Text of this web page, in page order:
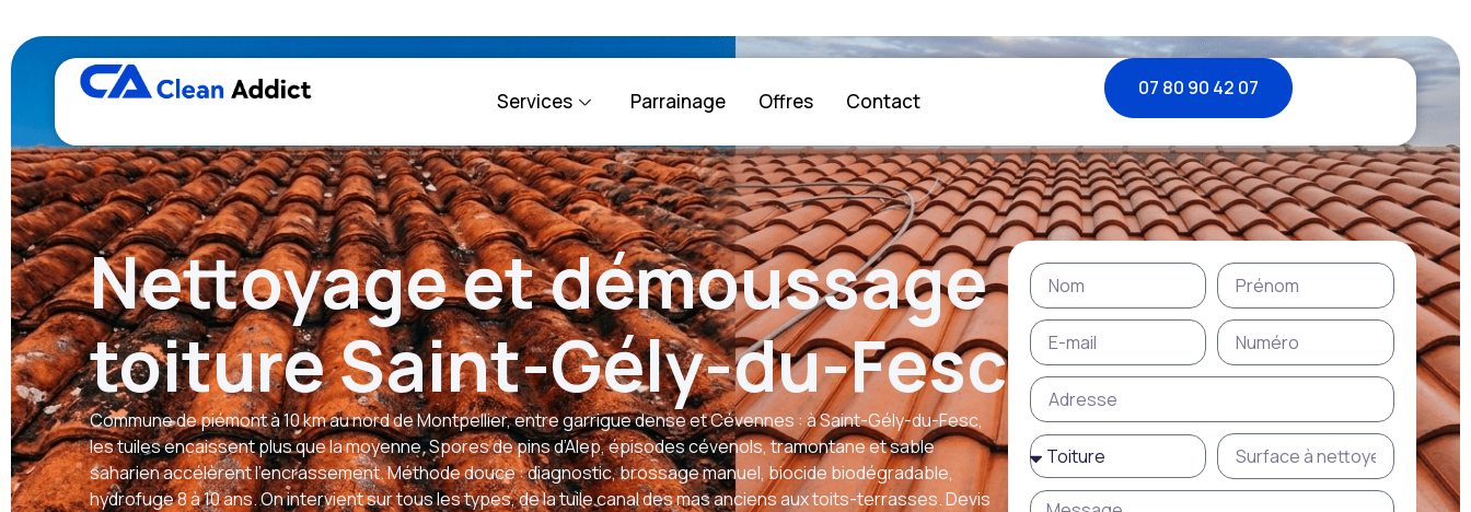
Services Parrainage Offres Contact
07 80 90 42 07
Nettoyage et démoussage
toiture Saint-Gély-du-Fesc
Commune de piémont à 10 km au nord de Montpellier, entre garrigue dense et Cévennes : à Saint-Gély-du-Fesc,
les tuiles encaissent plus que la moyenne. Spores de pins d’Alep, épisodes cévenols, tramontane et sable
saharien accélèrent l’encrassement. Méthode douce : diagnostic, brossage manuel, biocide biodégradable,
hydrofuge 8 à 10 ans. On intervient sur tous les types, de la tuile canal des mas anciens aux toits-terrasses. Devis